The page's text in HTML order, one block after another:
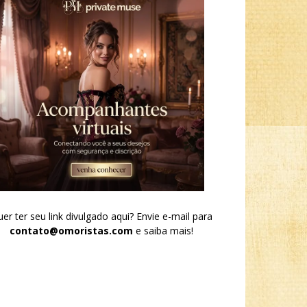
ter seu link divulgado aqui? Envie e-mail para
contato@omoristas.com e saiba mais!